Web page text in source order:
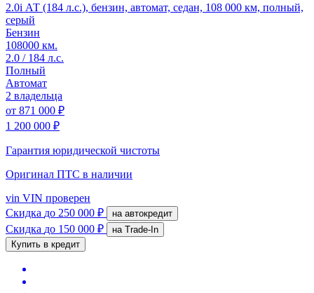
2.0i АТ (184 л.с.), бензин, автомат, седан, 108 000 км, полный,
серый
Бензин
108000 км.
2.0 / 184 л.с.
Полный
Автомат
2 владельца
от 871 000 ₽
1 200 000 ₽
Гарантия юридической чистоты
Оригинал ПТС в наличии
vin VIN проверен
Скидка до 250 000 ₽ на автокредит
Скидка до 150 000 ₽
на Trade-In
Купить в кредит